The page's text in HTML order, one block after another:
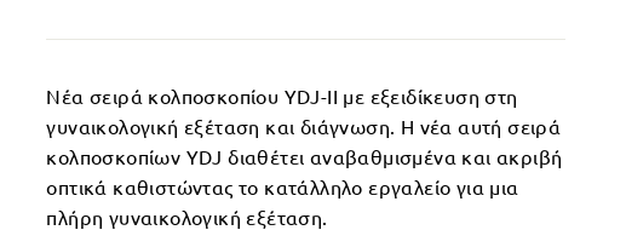
Νέα σειρά κολποσκοπίου YDJ-ΙΙ με εξειδίκευση στη
γυναικολογική εξέταση και διάγνωση. Η νέα αυτή σειρά
κολποσκοπίων YDJ διαθέτει αναβαθμισμένα και ακριβή
οπτικά καθιστώντας το κατάλληλο εργαλείο για μια
πλήρη γυναικολογική εξέταση.